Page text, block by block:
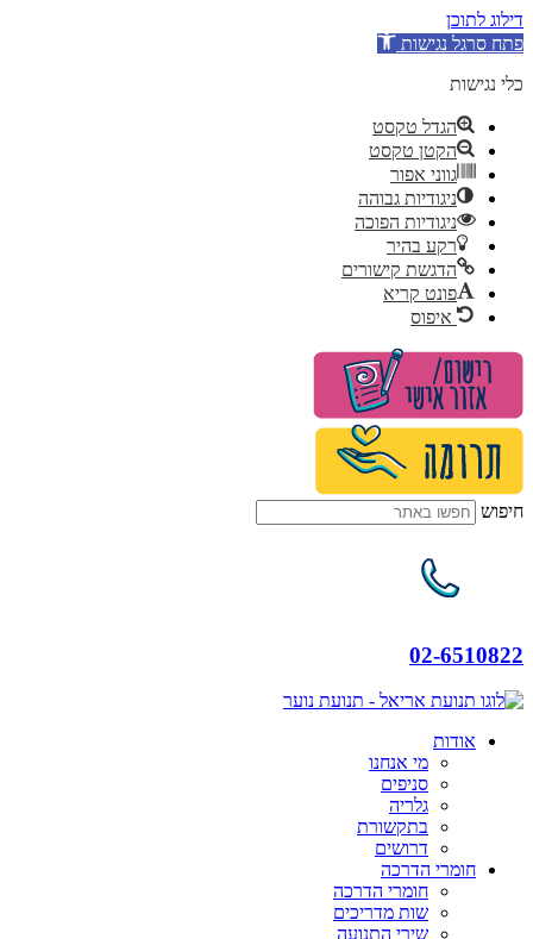
דילוג לתוכן
פתח סרגל נגישות
כלי נגישות
הגדל טקסט
הקטן טקסט
גווני אפור
ניגודיות גבוהה
ניגודיות הפוכה
רקע בהיר
הדגשת קישורים
פונט קריא
איפוס
דלג
חיפוש
02-6510822
אודות
מי אנחנו
סניפים
גלריה
בתקשורת
דרושים
חומרי הדרכה
חומרי הדרכה
שות מדריכים
שירי התנועה